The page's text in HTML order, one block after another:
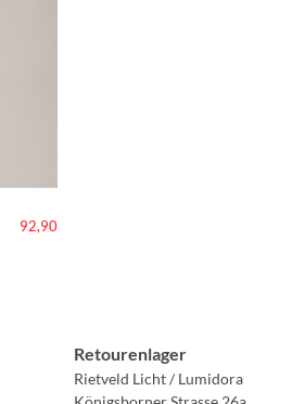
92,90
Retourenlager
Rietveld Licht / Lumidora